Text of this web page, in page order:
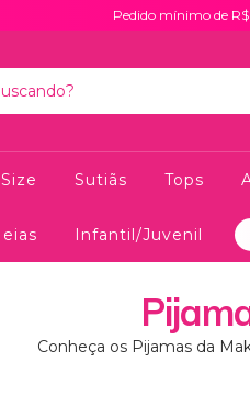
Pedido mínimo de
Sutiãs Tops
Infantil/Juvenil
Conheça os Pijamas da